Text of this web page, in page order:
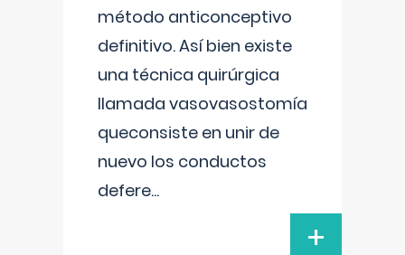
método anticonceptivo
definitivo. Así bien existe
una técnica quirúrgica
llamada vasovasostomía
queconsiste en unir de
nuevo los conductos
defere...
+